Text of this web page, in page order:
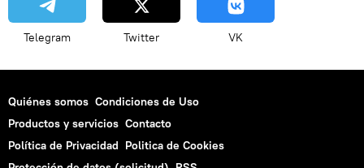
Telegram Twitter VK
Quiénes somos Condiciones de Uso
Productos y servicios Contacto
Política de Privacidad Politica de Cookies